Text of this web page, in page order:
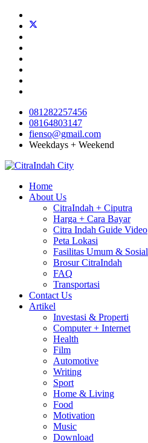
081282257456
08164803147
fienso@gmail.com
Weekdays + Weekend
Home
About Us
CitraIndah + Ciputra
Harga + Cara Bayar
Citra Indah Guide Video
Peta Lokasi
Fasilitas Umum & Sosial
Brosur CitraIndah
FAQ
Transportasi
Contact Us
Artikel
Investasi & Properti
Computer + Internet
Health
Film
Automotive
Writing
Sport
Home & Living
Food
Motivation
Music
Download